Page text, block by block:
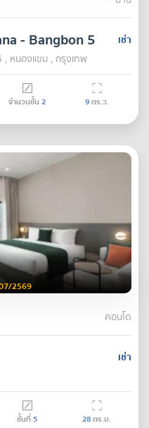
เช่า
- Bangbon 5
หนองแขม , กรุงเทพ
จำนวนชั้น 2 9ตร.ว.
2569
คอนโด
เช่า
ชั้นที่5 28ตร.ม.